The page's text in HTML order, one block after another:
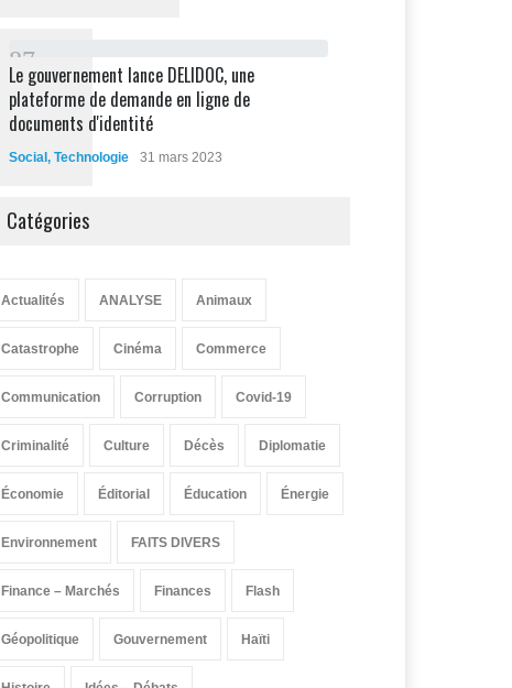
87
Le gouvernement lance DELIDOC, une
plateforme de demande en ligne de
documents d'identité
Social , Technologie 31 mars 2023
Catégories
Actualités ANALYSE Animaux
Catastrophe Cinéma Commerce
Communication Corruption Covid-19
Criminalité Culture Décès Diplomatie
Économie Éditorial Éducation Énergie
Environnement FAITS DIVERS
Finance – Marchés Finances Flash
Géopolitique Gouvernement Haïti